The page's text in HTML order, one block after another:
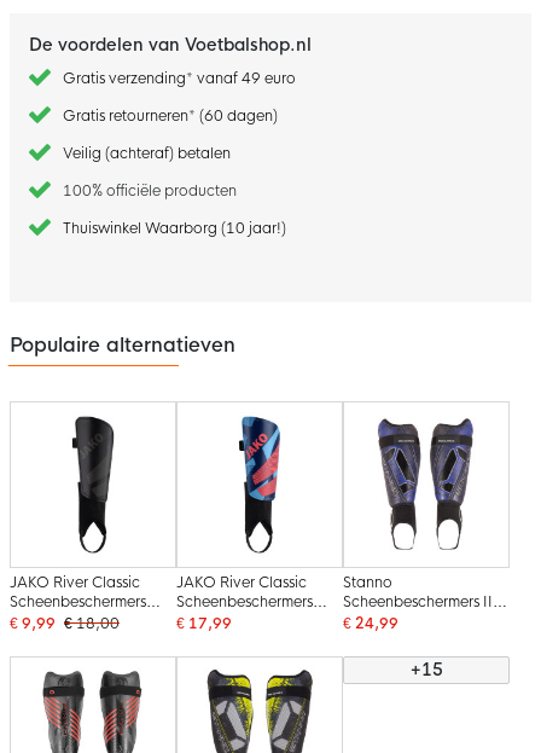
De voordelen van Voetbalshop.nl
Gratis verzending* vanaf 49 euro
Gratis retourneren* (60 dagen)
Veilig (achteraf) betalen
100% officiële producten
Thuiswinkel Waarborg (10 jaar!)
Populaire alternatieven
JAKO River Classic
Scheenbeschermers
Zwart
€ 9,99 € 18,00
JAKO River Classic
Scheenbeschermers
Lichtblauw
€ 17,99
Stanno
Scheenbeschermers II
Zwart
€ 24,99
+15